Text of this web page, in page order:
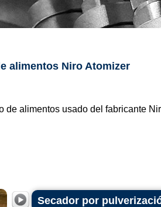
alimentos Niro Atomizer
de alimentos usado del fabricante
Secador por